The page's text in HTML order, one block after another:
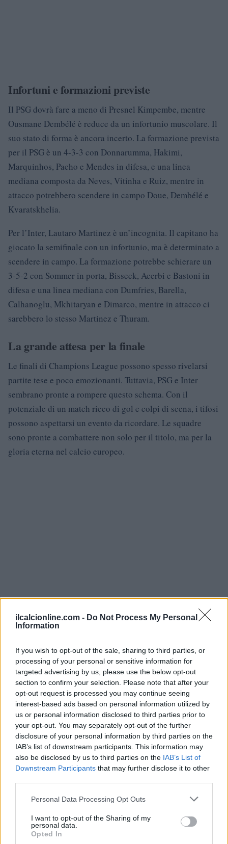
ilcalcionline.com - Do Not Process My Personal
Information
If you wish to opt-out of the sale, sharing to third parties, or
processing of your personal or sensitive information for
targeted advertising by us, please use the below opt-out
section to confirm your selection. Please note that after your
opt-out request is processed you may continue seeing
interest-based ads based on personal information utilized by
us or personal information disclosed to third parties prior to
your opt-out. You may separately opt-out of the further
disclosure of your personal information by third parties on the
IAB’s list of downstream participants. This information may
also be disclosed by us to third parties on the IAB’s List of
Downstream Participants that may further disclose it to other
Please note that this website/app uses one or more Google
not limited to your visit or usage behaviour. You may click to
grant or deny consent to Google and its third-party tags to
use your data for below specified purposes in below Google
Personal Data Processing Opt Outs
I want to opt-out of the Sharing of my
personal data.
Opted In
Infortuni e formazioni previste
Il PSG dovrà fare a meno di Presnel Kimpembe, mentre
Ousmane Dembélé è reduce da un infortunio muscolare. Il
suo stato di forma è ancora incerto. La formazione prevista
per il PSG è un 4-3-3 con Donnarumma, Hakimi,
Marquinhos, Pacho e Mendes in difesa, e una linea
mediana composta da Neves, Vitinha e Ruiz, mentre in
attacco potrebbero scendere in campo Doue, Dembélé e
Kvaratskhelia.
Per l’Inter, Lautaro Martinez è un’incognita. Il capitano ha
giocato la semifinale con un infortunio, ma è determinato a
scendere in campo. La formazione potrebbe schierare un
3-5-2 con Sommer in porta, Bisseck, Acerbi e Bastoni in
difesa e una linea mediana con Dumfries, Barella,
Calhanoglu, Mkhitaryan e Dimarco, mentre in attacco ci
sarebbero lo stesso Martinez e Thuram.
La grande attesa per la finale
Le finali di Champions League possono spesso rivelarsi
partite tese e poco emozionanti. Tuttavia, PSG e Inter
sembrano pronte a rompere questo schema. Con il
potenziale di un match ricco di gol e colpi di scena, i tifosi
possono aspettarsi un evento da ricordare. Le squadre
sono pronte a combattere non solo per il titolo, ma per la
gloria eterna nel calcio europeo.
AUTORE
AiAdhubMedia